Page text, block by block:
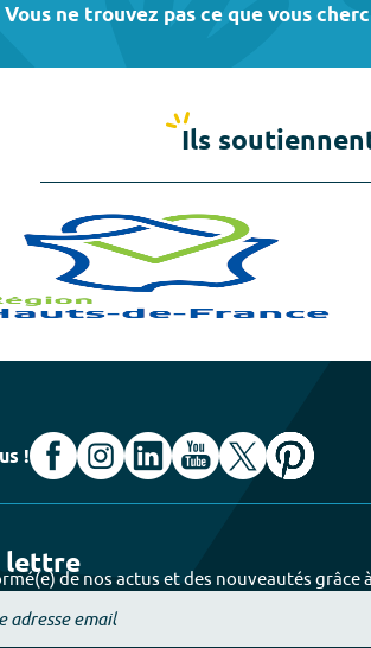
Vous ne trouvez pas ce que vous
Ils
!
lettrede nos actus et des nouveautés grâce